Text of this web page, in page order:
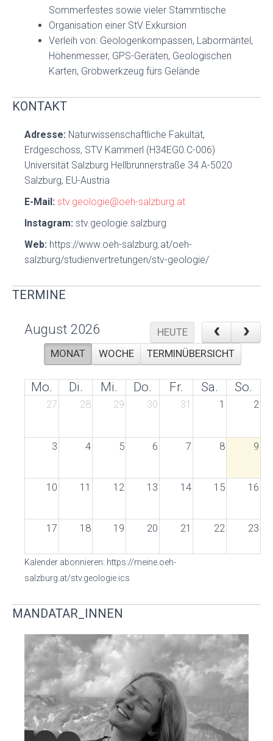
Sommerfestes sowie vieler Stammtische
Organisation einer StV Exkursion
Verleih von: Geologenkompassen, Labormäntel,
Höhenmesser, GPS-Geräten, Geologischen
Karten, Grobwerkzeug fürs Gelände
KONTAKT
Adresse: Naturwissenschaftliche Fakultät,
Erdgeschoss, STV Kammerl (H34EG0.C-006)
Universität Salzburg Hellbrunnerstraße 34 A-5020
Salzburg, EU-Austria
E-Mail: stv.geologie@oeh-salzburg.at
Instagram: stv.geologie.salzburg
Web: https://www.oeh-salzburg.at/oeh-
salzburg/studienvertretungen/stv-geologie/
TERMINE
August 2026
HEUTE
MONAT
WOCHE TERMINÜBERSICHT
Mo. Di. Mi. Do. Fr. Sa. So.
27 28 29 30 31 1 2
3 4 5 6 7 8 9
10 11 12 13 14 15 16
17 18 19 20 21 22 23
24 25 26 27
31 1 2
Kalender abonnieren: https://meine.oeh-
salzburg.at/stv.geologie.ics
MANDATAR_INNEN